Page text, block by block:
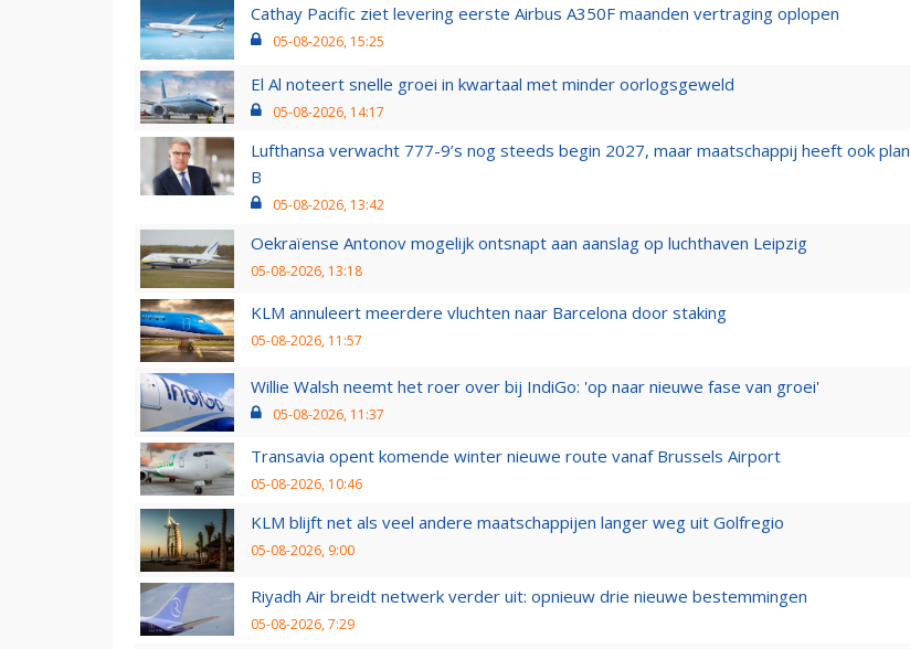
Cathay Pacific ziet levering eerste Airbus A350F maanden vertraging oplopen
05-08-2026, 15:25
El Al noteert snelle groei in kwartaal met minder oorlogsgeweld
05-08-2026, 14:17
Lufthansa verwacht 777-9’s nog steeds begin 2027, maar maatschappij heeft ook plan
B
05-08-2026, 13:42
Oekraïense Antonov mogelijk ontsnapt aan aanslag op luchthaven Leipzig
05-08-2026, 13:18
KLM annuleert meerdere vluchten naar Barcelona door staking
05-08-2026, 11:57
Willie Walsh neemt het roer over bij IndiGo: 'op naar nieuwe fase van groei'
05-08-2026, 11:37
Transavia opent komende winter nieuwe route vanaf Brussels Airport
05-08-2026, 10:46
KLM blijft net als veel andere maatschappijen langer weg uit Golfregio
05-08-2026, 9:00
Riyadh Air breidt netwerk verder uit: opnieuw drie nieuwe bestemmingen
05-08-2026, 7:29